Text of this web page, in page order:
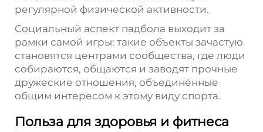
регулярной физической активности.
Социальный аспект падбола выходит за
рамки самой игры: такие объекты зачастую
становятся центрами сообщества, где люди
собираются, общаются и заводят прочные
дружеские отношения, объединённые
общим интересом к этому виду спорта.
Польза для здоровья и фитнеса